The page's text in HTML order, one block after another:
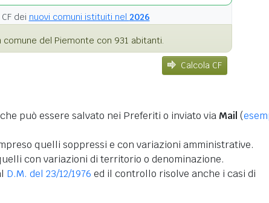
CF dei nuovi comuni istituiti nel 2026
comune del Piemonte con 931 abitanti.
Calcola CF
può essere salvato nei Preferiti o inviato via Mail (
quelli soppressi e con variazioni amministrative.
con variazioni di territorio o denominazione.
D.M. del 23/12/1976 ed il controllo risolve anche i casi di